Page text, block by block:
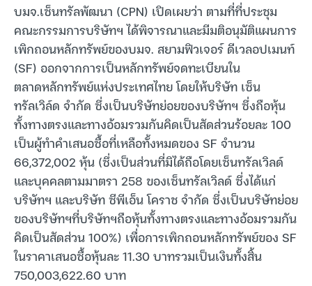
บมจ.เซ็นทรัลพัฒนา (CPN) เปิดเผยว่า ตามที่ที่ประชุม
คณะกรรมการบริษัทฯ ได้พิจารณาและมีมติอนุมัติแผนการ
เพิกถอนหลักทรัพย์ของบมจ. สยามฟิวเจอร์ ดีเวลอปเมนท์
(SF) ออกจากการเป็นหลักทรัพย์จดทะเบียนใน
ตลาดหลักทรัพย์แห่งประเทศไทย โดยให้บริษัท เซ็น
ทรัลเวิล์ด จำกัด ซึ่งเป็นบริษัทย่อยของบริษัทฯ ซึ่งถือหุ้น
ทั้งทางตรงและทางอ้อมรวมกันคิดเป็นสัดส่วนร้อยละ 100
เป็นผู้ทำคำเสนอซื้อที่เหลือทั้งหมดของ SF จำนวน
66,372,002 หุ้น (ซึ่งเป็นส่วนที่มิได้ถือโดยเซ็นทรัลเวิลด์
และบุคคลตามมาตรา 258 ของเซ็นทรัลเวิลด์ ซึ่งได้แก่
บริษัทฯ และบริษัท ซีพีเอ็น โคราช จำกัด ซึ่งเป็นบริษัทย่อย
ของบริษัทฯที่บริษัทฯถือหุ้นทั้งทางตรงและทางอ้อมรวมกัน
คิดเป็นสัดส่วน 100%) เพื่อการเพิกถอนหลักทรัพย์ของ SF
ในราคาเสนอซื้อหุ้นละ 11.30 บาทรวมเป็นเงินทั้งสิ้น
750,003,622.60 บาท